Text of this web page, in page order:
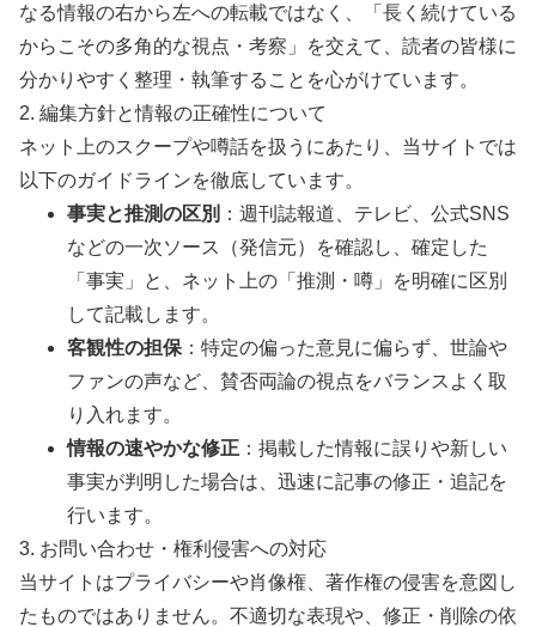
なる情報の右から左への転載ではなく、「長く続けている
からこその多角的な視点・考察」を交えて、読者の皆様に
分かりやすく整理・執筆することを心がけています。
2. 編集方針と情報の正確性について
ネット上のスクープや噂話を扱うにあたり、当サイトでは
以下のガイドラインを徹底しています。
事実と推測の区別 ：週刊誌報道、テレビ、公式SNS
などの一次ソース（発信元）を確認し、確定した
「事実」と、ネット上の「推測・噂」を明確に区別
して記載します。
客観性の担保 ：特定の偏った意見に偏らず、世論や
ファンの声など、賛否両論の視点をバランスよく取
り入れます。
情報の速やかな修正 ：掲載した情報に誤りや新しい
事実が判明した場合は、迅速に記事の修正・追記を
行います。
3. お問い合わせ・権利侵害への対応
当サイトはプライバシーや肖像権、著作権の侵害を意図し
たものではありません。不適切な表現や、修正・削除の依